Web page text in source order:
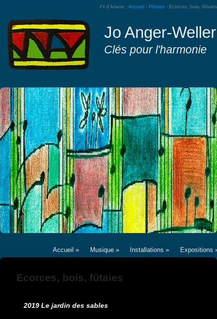
Fil d'Ariane : Accueil › Photos › Ecorces, bois, fûtaies
Jo Anger-Weller
Clés pour l'harmonie
principal
contenu
contenu
Accueil » Musique» Installations » Expositions
Ecorces, bois, fûtaies
2019 Le jardin des sables